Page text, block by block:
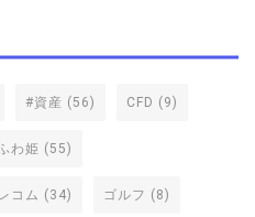
#資産 (56) CFD (9)
わ姫 (55)
コム (34) ゴルフ (8)